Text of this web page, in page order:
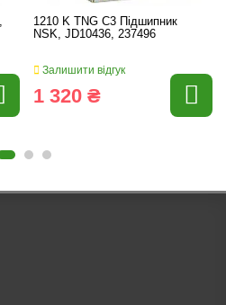
1210 K TNG C3 Підшипник
NSK, JD10436, 237496
Залишити відгук
1 320 ₴